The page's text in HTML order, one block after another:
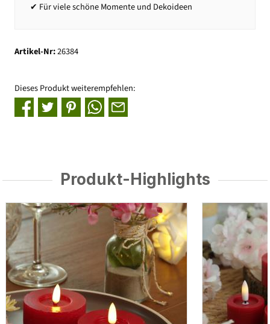
✔ Für viele schöne Momente und Dekoideen
Artikel-Nr:26384
Dieses Produkt weiterempfehlen:
Produkt-Highlights